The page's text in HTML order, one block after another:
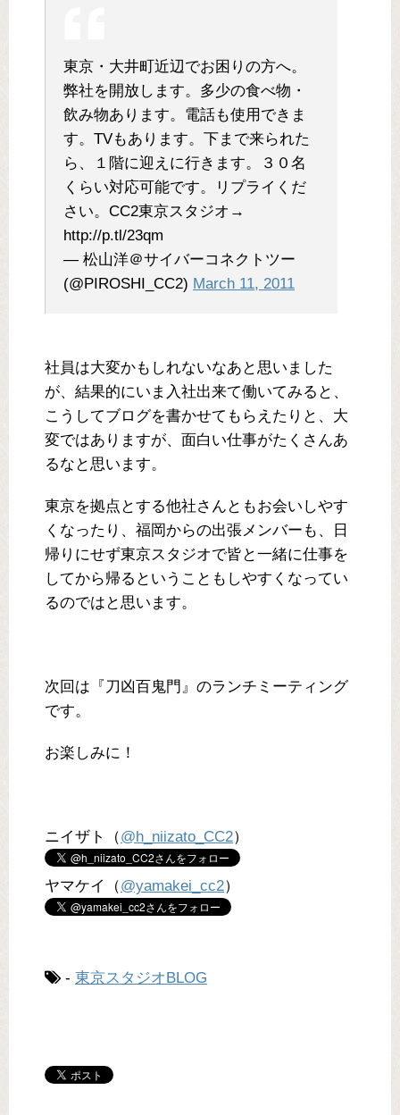
東京・大井町近辺でお困りの方へ。
弊社を開放します。多少の食べ物・
飲み物あります。電話も使用できま
す。TVもあります。下まで来られた
ら、１階に迎えに行きます。３０名
くらい対応可能です。リプライくだ
さい。CC2東京スタジオ→
http://p.tl/23qm
— 松山洋＠サイバーコネクトツー
(@PIROSHI_CC2) March 11, 2011
社員は大変かもしれないなあと思いました
が、結果的にいま入社出来て働いてみると、
こうしてブログを書かせてもらえたりと、大
変ではありますが、面白い仕事がたくさんあ
るなと思います。
東京を拠点とする他社さんともお会いしやす
くなったり、福岡からの出張メンバーも、日
帰りにせず東京スタジオで皆と一緒に仕事を
してから帰るということもしやすくなってい
るのではと思います。
次回は『刀凶百鬼門』のランチミーティング
です。
お楽しみに！
ニイザト（@h_niizato_CC2）
ヤマケイ（@yamakei_cc2）
- 東京スタジオBLOG